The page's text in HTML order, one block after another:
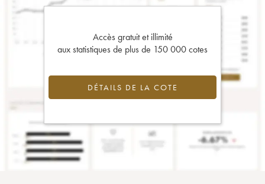
Accès gratuit et illimité
aux statistiques de plus de 150 000 cotes
DÉTAILS DE LA COTE